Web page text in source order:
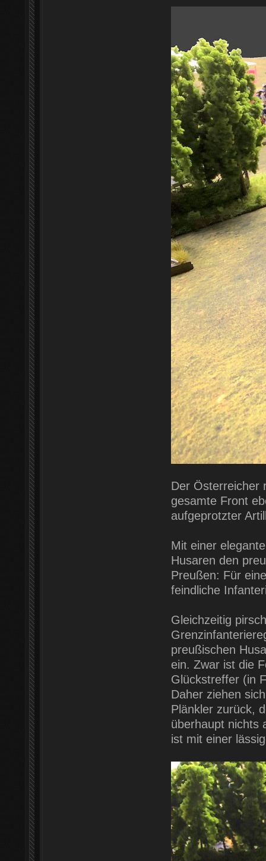
Der Österreicher
gesamte Front
aufgeprotzter
Mit einer
Husaren den
Preußen: Für
feindliche
Gleichzeitig
preußischen
ein. Zwar ist die
Glückstreffer (in
Daher ziehen
Plänkler zurück,
überhaupt nichts
ist mit einer